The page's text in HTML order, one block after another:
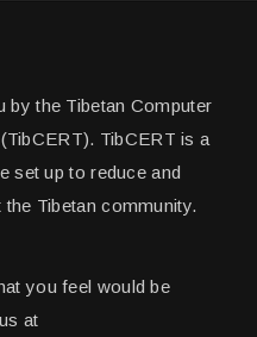
by the Tibetan Computer
TibCERT is a
set up to reduce and
Tibetan community.
you feel would be
at